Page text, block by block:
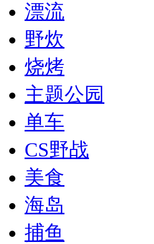
漂流
野炊
烧烤
主题公园
单车
CS野战
美食
海岛
捕鱼